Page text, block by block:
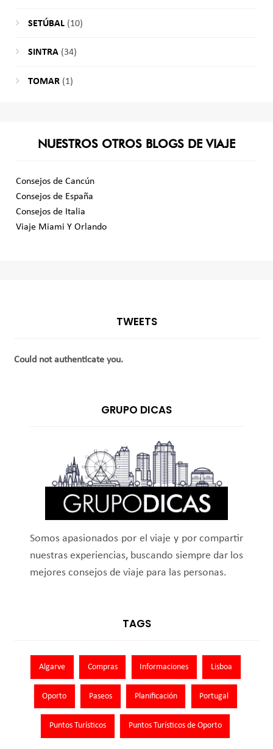
SETÚBAL(10)
SINTRA(34)
TOMAR(1)
NUESTROS OTROS BLOGS DE VIAJE
Consejos de Cancún
Consejos de España
Consejos de Italia
Viaje Miami Y Orlando
TWEETS
Could not authenticate you.
GRUPO DICAS
Somos apasionados por el viaje y por compartir
nuestras experiencias, buscando siempre dar los
mejores consejos de viaje para las personas.
TAGS
Algarve Compras Informaciones Lisboa
Oporto Paseos Planificación Portugal
Puntos Turísticos Puntos Turísticos de Oporto